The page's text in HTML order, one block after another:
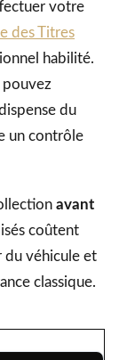
votre
des Titres
habilité.
pouvez
du
un contrôle
avant
coûtent
du véhicule et
classique.